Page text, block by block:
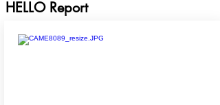
HELLO Report